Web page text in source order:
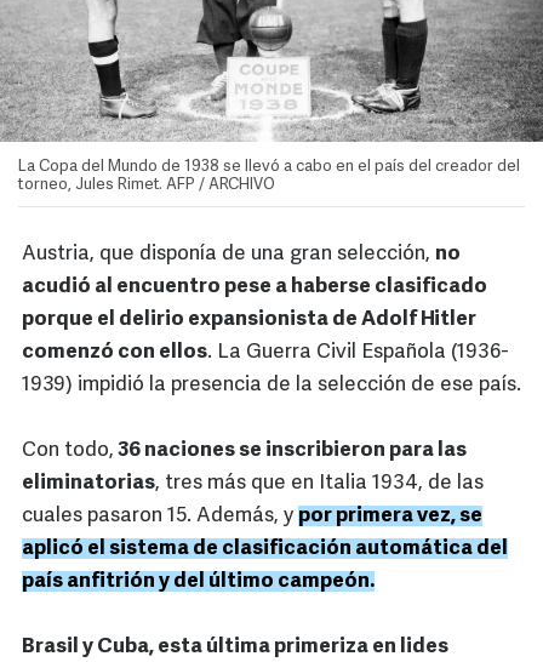
La Copa del Mundo de 1938 se llevó a cabo en el país del creador del
torneo, Jules Rimet. AFP / ARCHIVO
Austria, que disponía de una gran selección, no
acudió al encuentro pese a haberse clasificado
porque el delirio expansionista de Adolf Hitler
comenzó con ellos. La Guerra Civil Española (1936-
1939) impidió la presencia de la selección de ese país.
Con todo, 36 naciones se inscribieron para las
eliminatorias, tres más que en Italia 1934, de las
cuales pasaron 15. Además, y por primera vez, se
aplicó el sistema de clasificación automática del
país anfitrión y del último campeón.
Brasil y Cuba, esta última primeriza en lides